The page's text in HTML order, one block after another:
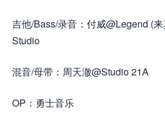
吉他/Bass/录音：付威@Legend (
Studio
混音/母带：周天澈@Studio 21A
OP：勇士音乐